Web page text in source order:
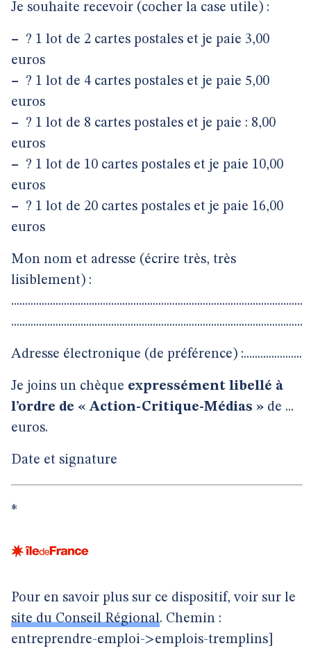
Je souhaite recevoir (cocher la case utile) :
– ? 1 lot de 2 cartes postales et je paie 3,00
euros
– ? 1 lot de 4 cartes postales et je paie 5,00
euros
– ? 1 lot de 8 cartes postales et je paie : 8,00
euros
– ? 1 lot de 10 cartes postales et je paie 10,00
euros
– ? 1 lot de 20 cartes postales et je paie 16,00
euros
Mon nom et adresse (écrire très, très
lisiblement) :
.........................................................................................................
.........................................................................................................
Adresse électronique (de préférence) :.....................
Je joins un chèque expressément libellé à
l’ordre de « Action-Critique-Médias » de ...
euros.
Date et signature
*
Pour en savoir plus sur ce dispositif, voir sur le
site du Conseil Régional. Chemin :
entreprendre-emploi->emplois-tremplins]